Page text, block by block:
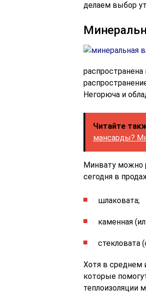
делаем выбор
Негорюча и
Читайте
мансарды?
Минвату можно
сегодня в
шлаковата;
каменная
стекловата
Хотя в среднем
которые
теплоизоляции